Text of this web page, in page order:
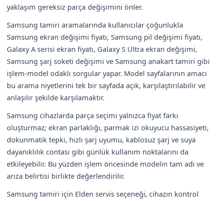
yaklaşım gereksiz parça değişimini önler.
Samsung tamiri aramalarında kullanıcılar çoğunlukla
Samsung ekran değişimi fiyatı, Samsung pil değişimi fiyatı,
Galaxy A serisi ekran fiyatı, Galaxy S Ultra ekran değişimi,
Samsung şarj soketi değişimi ve Samsung anakart tamiri gibi
işlem-model odaklı sorgular yapar. Model sayfalarının amacı
bu arama niyetlerini tek bir sayfada açık, karşılaştırılabilir ve
anlaşılır şekilde karşılamaktır.
Samsung cihazlarda parça seçimi yalnızca fiyat farkı
oluşturmaz; ekran parlaklığı, parmak izi okuyucu hassasiyeti,
dokunmatik tepki, hızlı şarj uyumu, kablosuz şarj ve suya
dayanıklılık contası gibi günlük kullanım noktalarını da
etkileyebilir. Bu yüzden işlem öncesinde modelin tam adı ve
arıza belirtisi birlikte değerlendirilir.
Samsung tamiri için Elden servis seçeneği, cihazın kontrol